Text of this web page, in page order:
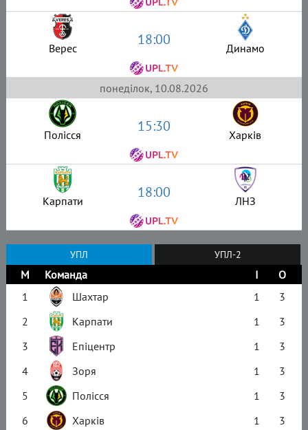
Верес 18:00 Динамо
понеділок, 10.08.2026
Полісся 15:30 Харків
Карпати 18:00 ЛНЗ
УПЛ УПЛ-2
М Команда І
О
1
Шахтар 1
3
2
Карпати 1
3
3
Епіцентр 1
3
4
Зоря 1
3
5
Полісся 1
3
6
Харків 1
3